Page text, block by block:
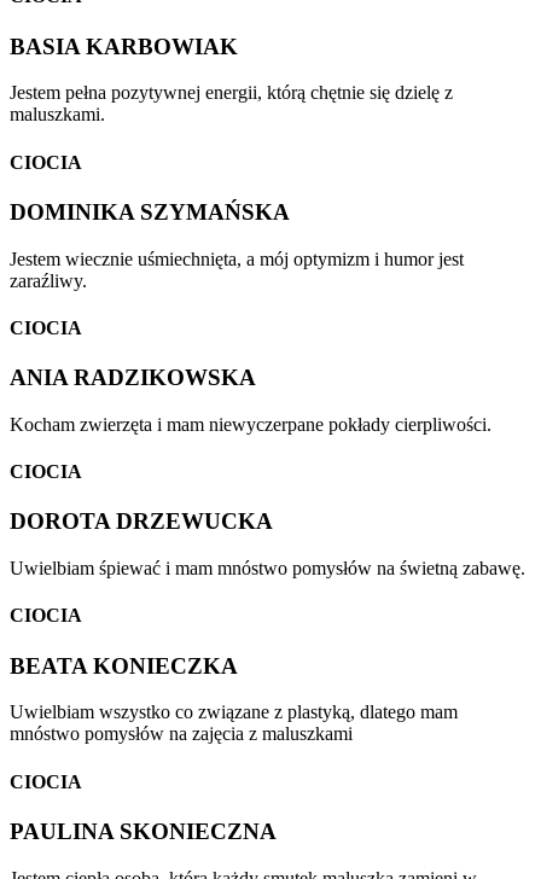
BASIA KARBOWIAK
Jestem pełna pozytywnej energii, którą chętnie się dzielę z
maluszkami.
CIOCIA
DOMINIKA SZYMAŃSKA
Jestem wiecznie uśmiechnięta, a mój optymizm i humor jest
zaraźliwy.
CIOCIA
ANIA RADZIKOWSKA
Kocham zwierzęta i mam niewyczerpane pokłady cierpliwości.
CIOCIA
DOROTA DRZEWUCKA
Uwielbiam śpiewać i mam mnóstwo pomysłów na świetną zabawę.
CIOCIA
BEATA KONIECZKA
Uwielbiam wszystko co związane z plastyką, dlatego mam
mnóstwo pomysłów na zajęcia z maluszkami
CIOCIA
PAULINA SKONIECZNA